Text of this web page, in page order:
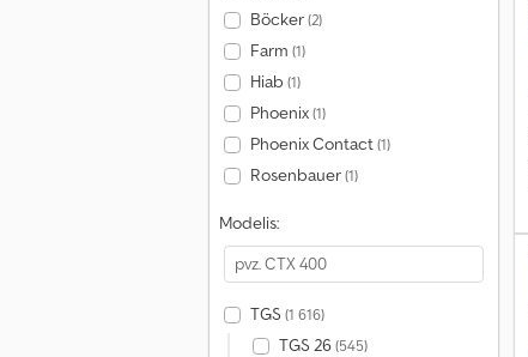
Böcker(2)
Farm (1)
Hiab (1)
Phoenix(1)
Phoenix Contact(1)
Rosenbauer(1)
Modelis:
TGS (1 616)
TGS 26(545)